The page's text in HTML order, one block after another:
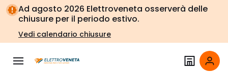
Vai alla
navigazione
Vai
alla
pagina
Ad agosto 2026 Elettroveneta osserverà delle
chiusure per il periodo estivo.
Vedi calendario chiusure